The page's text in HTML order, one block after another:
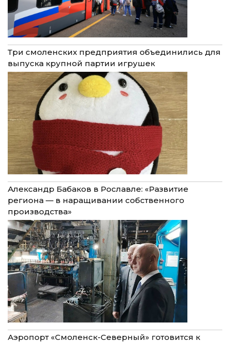
Три смоленских предприятия объединились для
выпуска крупной партии игрушек
Александр Бабаков в Рославле: «Развитие
региона — в наращивании собственного
производства»
Аэропорт «Смоленск-Северный» готовится к